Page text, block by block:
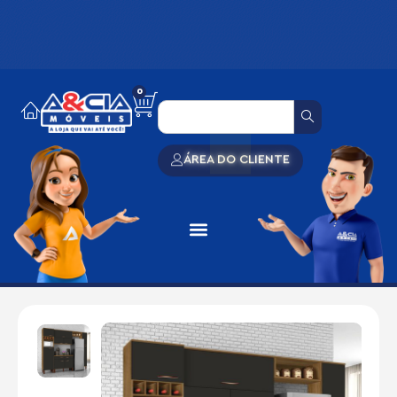
0
ÁREA DO CLIENTE